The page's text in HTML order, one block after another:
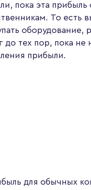
пока эта
То есть
до тех пор, пока
прибыли.
для обычных